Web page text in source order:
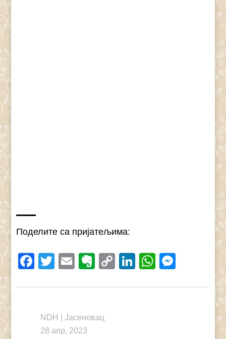
Поделите са пријатељима:
Facebook
Twitter
EmailEvernote
CopyLinkedIn
NDH
Јасеновац
28 апр, 2023